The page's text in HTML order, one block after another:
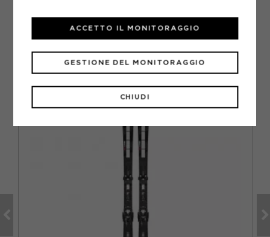
GUIDA ALLE TAGLIE
CONSIGLIATI DA NOI
CHIUDI
GESTIONE DEL MONITORAGGIO
ACCETTO IL MONITORAGGIO